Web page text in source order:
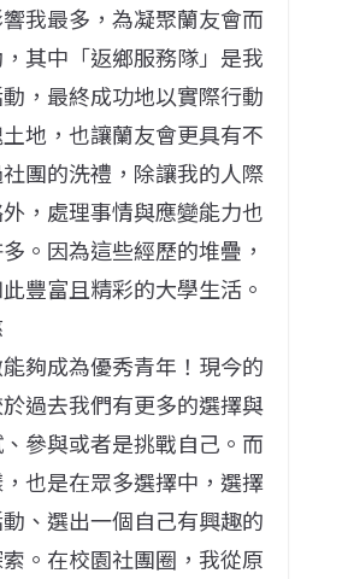
我最多，為凝聚蘭友會而
其中「返鄉服務隊」是我
，最終成功地以實際行動
地，也讓蘭友會更具有不
團的洗禮，除讓我的人際
，處理事情與應變能力也
。因為這些經歷的堆疊，
豐富且精彩的大學生活。
夠成為優秀青年！現今的
過去我們有更多的選擇與
參與或者是挑戰自己。而
也是在眾多選擇中，選擇
、選出一個自己有興趣的
。在校園社團圈，我從原